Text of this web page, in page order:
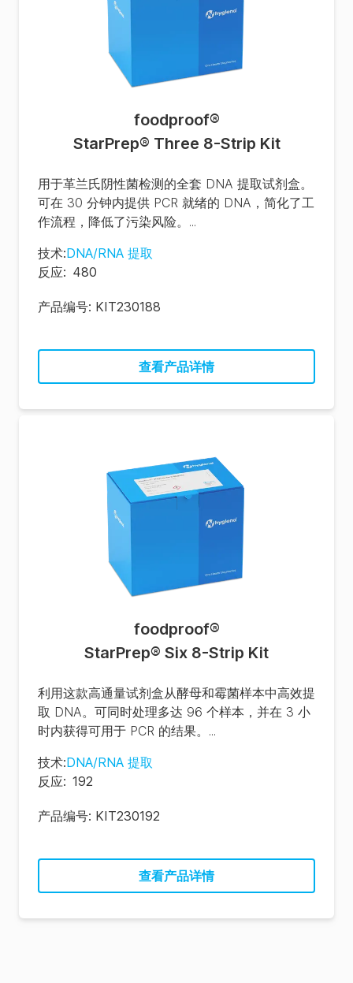
foodproof®
StarPrep® Three 8-Strip Kit
用于革兰氏阴性菌检测的全套 DNA 提取试剂盒。
可在 30 分钟内提供 PCR 就绪的 DNA，简化了工
作流程，降低了污染风险。...
技术:DNA/RNA 提取
反应: 480
产品编号: KIT230188
查看产品详情
foodproof®
StarPrep® Six 8-Strip Kit
利用这款高通量试剂盒从酵母和霉菌样本中高效提
取 DNA。可同时处理多达 96 个样本，并在 3 小
时内获得可用于 PCR 的结果。...
技术:DNA/RNA 提取
反应: 192
产品编号: KIT230192
查看产品详情